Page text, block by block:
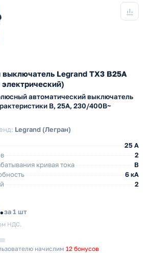
Legrand TX3 B25A
автоматический выключатель
B, 25А, 230/400В~
Legrand (Легран)
25 A
2
кривая тока
B
6 кА
2
за 1 шт
НДС.
начислим 12 бонусов